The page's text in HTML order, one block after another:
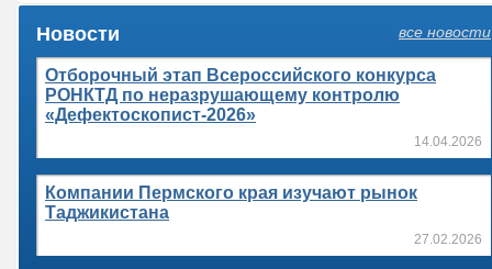
Новости все новости
Отборочный этап Всероссийского конкурса
РОНКТД по неразрушающему контролю
«Дефектоскопист-2026»
14.04.2026
Компании Пермского края изучают рынок
Таджикистана
27.02.2026